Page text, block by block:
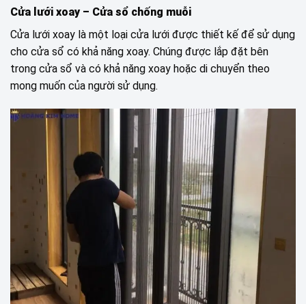
Cửa lưới xoay – Cửa sổ chống muỗi
Cửa lưới xoay là một loại cửa lưới được thiết kế để sử dụng
cho cửa sổ có khả năng xoay. Chúng được lắp đặt bên
trong cửa sổ và có khả năng xoay hoặc di chuyển theo
mong muốn của người sử dụng.